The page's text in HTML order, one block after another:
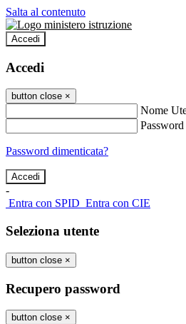
Salta al contenuto
Accedi
Accedi
button close ×
Nome
Password
Password dimenticata?
-
Entra con SPID Entra con CIE
Seleziona utente
button close ×
Recupero password
button close ×